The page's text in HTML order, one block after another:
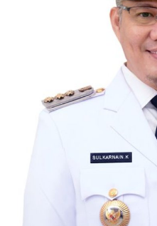
UMKM & Ekonomi Kreatif
Pekerja Migran Indonesia
Ekonomi
Informasi Journalism